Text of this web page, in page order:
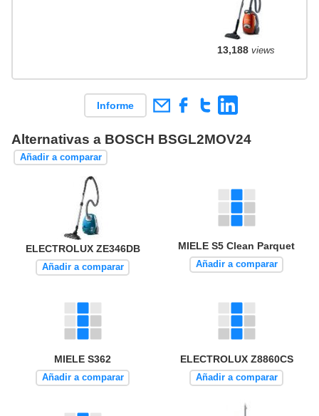
13,188views
Informe
Alternativas a BOSCH BSGL2MOV24
Añadir a comparar
ELECTROLUX ZE346DB
Añadir a comparar
MIELE S5 Clean Parquet
Añadir a comparar
MIELE S362
Añadir a comparar
ELECTROLUX Z8860CS
Añadir a comparar